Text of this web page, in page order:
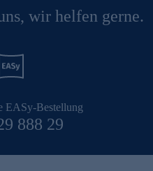
wir helfen gerne.
EASy-Bestellung
888 29